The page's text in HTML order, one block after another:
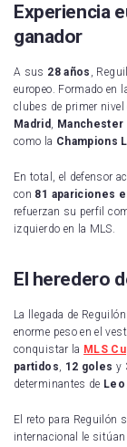
Experiencia
ganador
A sus 28 años ,
europeo. Formado en
clubes de primer nivel
Madrid , Manchester
como la Champions
En total, el defensor
con 81 apariciones
refuerzan su perfil
izquierdo en la MLS.
El heredero
La llegada de
enorme peso en el
conquistar la MLS
partidos, 12 goles y
determinantes de
El reto para Reguilón
internacional le